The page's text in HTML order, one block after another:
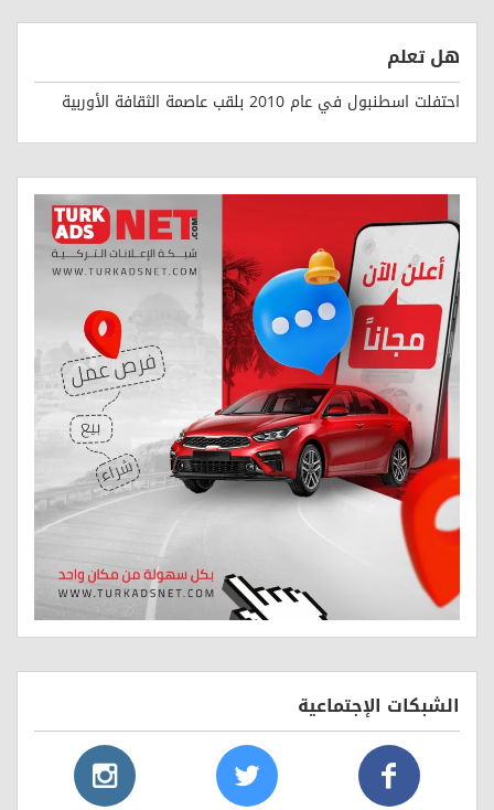
هل تعلم
احتفلت اسطنبول في عام 2010 بلقب عاصمة الثقافة الأوربية
الشبكات الإجتماعية